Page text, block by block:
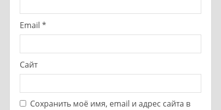
Email *
Сайт
Сохранить моё имя, email и адрес сайта в